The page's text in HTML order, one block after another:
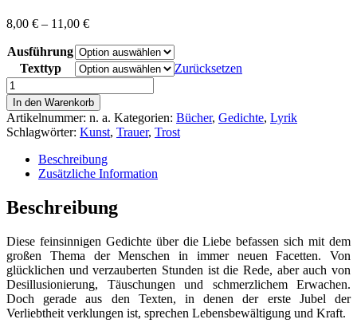
8,00 € – 11,00 €Preisspanne:
bis
11,00 €
Ausführung
Texttyp
Zurücksetzen
Kruppa,
Hans:
Komm,
laß
uns
fliegen
Menge
In den Warenkorb
Artikelnummer: n. a. Kategorien: Bücher, Gedichte, Lyrik
Schlagwörter: Kunst, Trauer, Trost
Beschreibung
Zusätzliche Information
Beschreibung
Diese feinsinnigen Gedichte über die Liebe befassen sich mit dem
großen Thema der Menschen in immer neuen Facetten. Von
glücklichen und verzauberten Stunden ist die Rede, aber auch von
Desillusionierung, Täuschungen und schmerzlichem Erwachen.
Doch gerade aus den Texten, in denen der erste Jubel der
Verliebtheit verklungen ist, sprechen Lebensbewältigung und Kraft.